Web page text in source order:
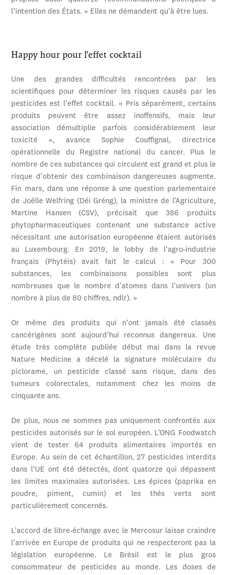
l’intention des États. » Elles ne démandent qu’à être lues.
Happy hour pour l’effet cocktail
Une des grandes difficultés rencontrées par les
scientifiques pour déterminer les risques causés par les
pesticides est l’effet cocktail. « Pris séparément, certains
produits peuvent être assez inoffensifs, mais leur
association démultiplie parfois considérablement leur
toxicité », avance Sophie Couffignal, directrice
opérationnelle du Registre national du cancer. Plus le
nombre de ces substances qui circulent est grand et plus le
risque d’obtenir des combinaison dangereuses augmente.
Fin mars, dans une réponse à une question parlementaire
de Joëlle Welfring (Déi Gréng), la ministre de l’Agriculture,
Martine Hansen (CSV), précisait que 386 produits
phytopharmaceutiques contenant une substance active
nécessitant une autorisation européenne étaient autorisés
au Luxembourg. En 2019, le lobby de l’agro-industrie
français (Phytéis) avait fait le calcul : « Pour 300
substances, les combinaisons possibles sont plus
nombreuses que le nombre d’atomes dans l’univers (un
nombre à plus de 80 chiffres, ndlr). »
Or même des produits qui n’ont jamais été classés
cancérigènes sont aujourd’hui reconnus dangereux. Une
étude très complète publiée début mai dans la revue
Nature Medicine a décelé la signature moléculaire du
piclorame, un pesticide classé sans risque, dans des
tumeurs colorectales, notamment chez les moins de
cinquante ans.
De plus, nous ne sommes pas uniquement confrontés aux
pesticides autorisés sur le sol européen. L’ONG Foodwatch
vient de tester 64 produits alimentaires importés en
Europe. Au sein de cet échantillon, 27 pesticides interdits
dans l’UE ont été détectés, dont quatorze qui dépassent
les limites maximales autorisées. Les épices (paprika en
poudre, piment, cumin) et les thés verts sont
particulièrement concernés.
L’accord de libre-échange avec le Mercosur laisse craindre
l’arrivée en Europe de produits qui ne respecteront pas la
législation européenne. Le Brésil est le plus gros
consommateur de pesticides au monde. Les doses de